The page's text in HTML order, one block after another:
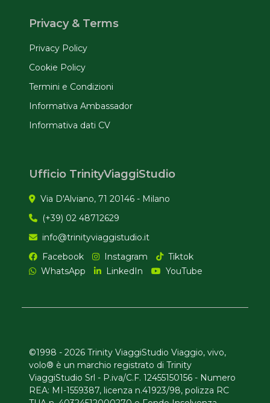
Privacy & Terms
Privacy Policy
Cookie Policy
Termini e Condizioni
Informativa Ambassador
Informativa dati CV
Ufficio TrinityViaggiStudio
Via D'Alviano, 71 20146 - Milano
(+39) 02 48712629
info@trinityviaggistudio.it
Facebook
Instagram
Tiktok
WhatsApp
LinkedIn YouTube
©1998 - 2026 Trinity ViaggiStudio Viaggio, vivo,
volo® è un marchio registrato di Trinity
ViaggiStudio Srl - P.iva/C.F. 12455150156 - Numero
REA: MI-1559387, licenza n.41923/98, polizza RC